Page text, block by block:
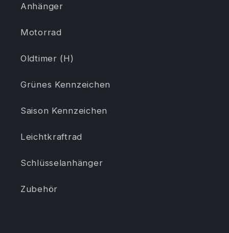
Anhänger
Motorrad
Oldtimer (H)
Grünes Kennzeichen
Saison Kennzeichen
Leichtkraftrad
Schlüsselanhänger
Zubehör